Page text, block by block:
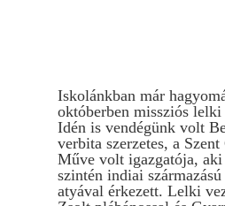
Iskolánkban már
októberben missziós
Idén is vendégünk volt
verbita szerzetes, a Szent
Műve volt igazgatója,
szintén indiai
atyával érkezett. Lelki